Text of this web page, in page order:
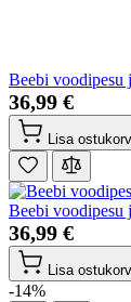
Beebi
36,99 €
Lisa
Beebi
36,99 €
Lisa
-14%